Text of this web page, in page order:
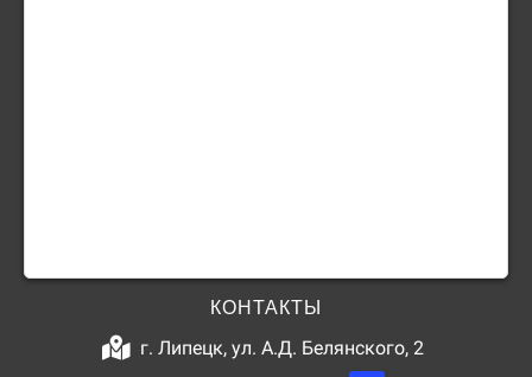
КОНТАКТЫ
г. Липецк, ул. А.Д. Белянского, 2